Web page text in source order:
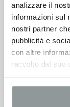
analizzare il
informazioni sul
nostri partner
pubblicità e
con altre
raccolto dal suo